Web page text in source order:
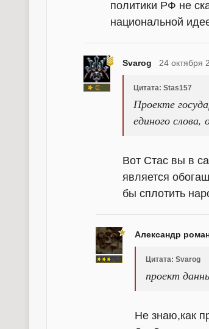
политики РФ не
национальной
Svarog 24 октября
Цитата: Stas157
Проекте
единого слова,
Вот Стас вы в
является
бы сплотить
Александр
Цитата: Svarog
проект
Не знаю,как